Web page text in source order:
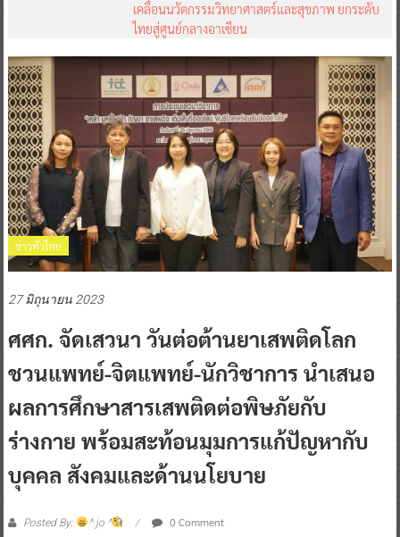
เคลื่อนนวัตกรรมวิทยาศาสตร์และสุขภาพ ยกระดับ
ไทยสู่ศูนย์กลางอาเซียน
ข่าวทั่วไทย
27 มิถุนายน 2023
ศศก. จัดเสวนา วันต่อต้านยาเสพติดโลก
ชวนแพทย์-จิตแพทย์-นักวิชาการ นำเสนอ
ผลการศึกษาสารเสพติดต่อพิษภัยกับ
ร่างกาย พร้อมสะท้อนมุมการแก้ปัญหากับ
บุคคล สังคมและด้านนโยบาย
Posted By: ^ jo ^ 0 Comment